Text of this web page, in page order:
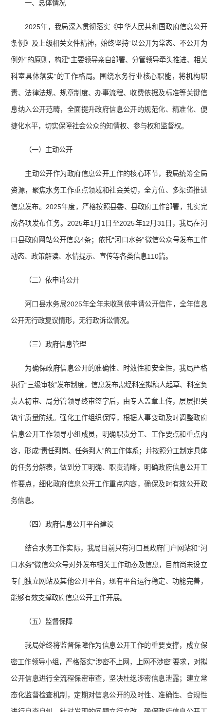
一、总体情况
2025年，我局深入贯彻落实《中华人民共和国政府信息公开
条例》及上级相关文件精神，始终坚持“以公开为常态、不公开为
例外”的原则，构建“主要领导亲自部署、分管领导牵头推进、相关
科室具体落实”的工作格局。围绕水务行业核心职能，将机构职
责、法律法规、规章制度、办事流程、收费依据及标准等关键信
息纳入公开范畴，全面提升政府信息公开的规范化、精准化、便
捷化水平，切实保障社会公众的知情权、参与权和监督权。
（一）主动公开
主动公开作为政府信息公开工作的核心环节，我局统筹全局
资源，聚焦水务工作重点领域和社会关切，全方位、多渠道推进
信息发布。2025年度，严格按照县委、县政府工作部署，扎实完
成各项发布任务。2025年1月1日至2025年12月31日，我局在河
口县政府网站公开信息4条；依托“河口水务”微信公众号发布工作
动态、政策解读、水情提示、宣传等各类信息110篇。
（二）依申请公开
河口县水务局2025年全年未收到依申请公开信件，全年信息
公开无行政复议情形，无行政诉讼情况。
（三）政府信息管理
为确保政府信息公开的准确性、时效性和安全性，我局严格
执行“三级审核”发布制度，信息发布需经科室拟稿人起草、科室负
责人初审、局分管领导终审签字后，由专人盖章上传，层层把关
筑牢质量防线。强化工作组织保障，根据人事变动及时调整政府
信息公开工作领导小组成员，明确职责分工、工作要点和重点内
容，形成“责任到岗、任务到人”的工作体系；并按照分工制定具体
的任务分解表，做到分工明确、职责清晰，明确政府信息公开工
作要点，细化政府信息公开工作重点内容，确保及时有效公开政
务信息。
（四）政府信息公开平台建设
结合水务工作实际，我局目前只有河口县政府门户网站和“河
口水务”微信公众号对外发布相关工作动态及信息，目前尚未设立
专门独立网站及其他公开平台，现有平台运行稳定、功能完善，
能够有效支撑政府信息公开工作开展。
（五）监督保障
我局始终将监督保障作为信息公开工作的重要支撑，成立保
密工作领导小组，严格落实“涉密不上网，上网不涉密”要求，对拟
公开信息进行全流程保密审查，坚决杜绝涉密信息泄露；建立常
态化监督检查机制，定期对信息公开的及时性、准确性、合规性